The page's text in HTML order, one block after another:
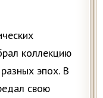
коллекцию
эпох. В
свою